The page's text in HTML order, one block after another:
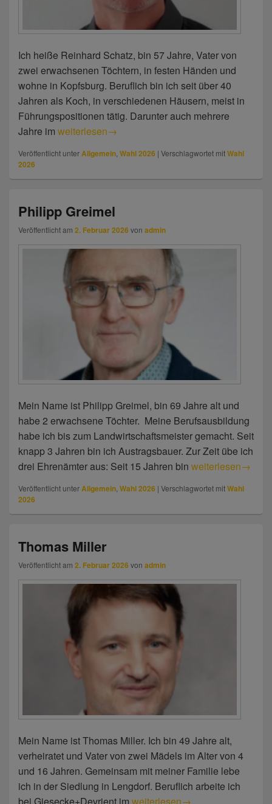
Ich heiße Reinhard Schatz, bin 57 Jahre, Vater von
zwei erwachsenen Töchtern, in festen Händen und
wohne in Kopfsburg. Beruflich bin ich seit über 40
Jahren als Koch, in verschiedenen Häusern, meist in
Führungspositionen tätig. Darunter auch mehrere
Jahre im Reinhard Schatz
weiterlesen→
Veröffentlicht unterAllgemein, Wahl 2026 | Verschlagwortet mitWahl
2026
Philipp Greimel
Veröffentlicht am 2. Februar 2026 von admin
Mein Name ist Philipp Greimel, bin 69 Jahre alt und
habe 2 erwachsene Töchter. Meine Berufsausbildung
habe ich bis zum Landwirtschaftsmeister gemacht. Seit
knapp 3 Jahren bin ich Austragsbauer. Zur Zeit übe ich
drei Ehrenämter aus: Seit 15 Jahren bin Philipp Greimel
weiterlesen→
Veröffentlicht unterAllgemein Wahl 2026 | Verschlagwortet mitWahl
2026
Thomas Miller
Veröffentlicht am 2. Februar 2026 von admin
Mein Name ist Thomas Miller. Ich bin 49 Jahre alt,
verheiratet und Vater von zwei Mädels im Alter von 4
und 16 Jahren. Gemeinsam mit meiner Familie lebe
ich in der Siedlung in Lengdorf. Beruflich arbeite ich